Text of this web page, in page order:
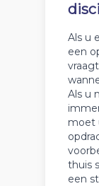
Als u
een
Als u
moet
thuis
een